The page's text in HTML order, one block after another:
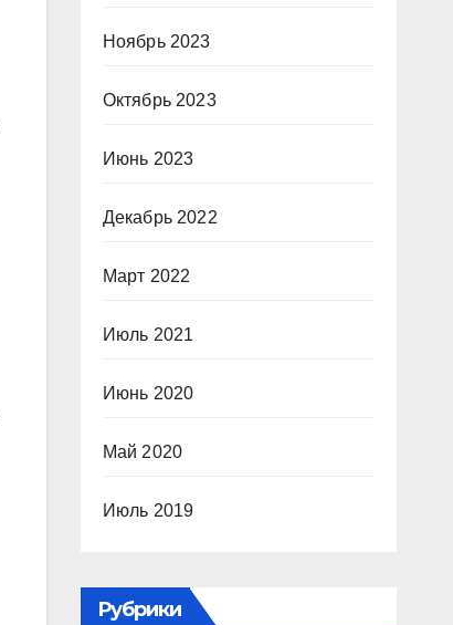
Ноябрь 2023
Октябрь 2023
Июнь 2023
Декабрь 2022
Март 2022
Июль 2021
Июнь 2020
Май 2020
Июль 2019
Рубрики